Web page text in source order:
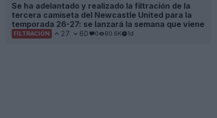
Se ha adelantado y realizado la filtración de la
tercera camiseta del Newcastle United para la
temporada 26-27: se lanzará la semana que viene
FILTRACIÓN 27 60 0 80.6K 1d